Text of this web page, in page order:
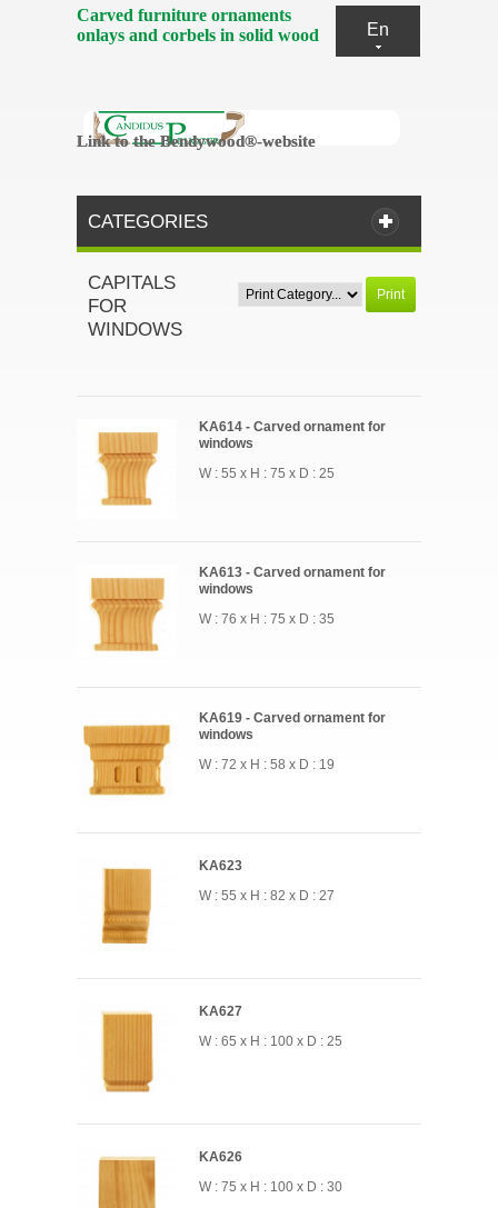
En
Carved furniture ornaments
onlays and corbels in solid wood
Link to the Bendywood®-website
Link to the Bendywood®-website
CATEGORIES
Print
CAPITALS
FOR
WINDOWS
KA614 - Carved ornament for
windows
W : 55 x H : 75 x D : 25
KA613 - Carved ornament for
windows
W : 76 x H : 75 x D : 35
KA619 - Carved ornament for
windows
W : 72 x H : 58 x D : 19
KA623
W : 55 x H : 82 x D : 27
KA627
W : 65 x H : 100 x D : 25
KA626
W : 75 x H : 100 x D : 30